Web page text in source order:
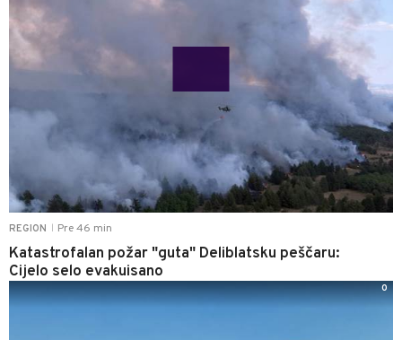
REGION Pre 46 min
Katastrofalan požar "guta" Deliblatsku peščaru:
Cijelo selo evakuisano
0